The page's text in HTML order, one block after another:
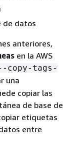
de datos
anteriores,
en la AWS
copy-tags-
una
copiar las
de base de
etiquetas
entre